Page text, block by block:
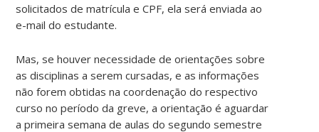
solicitados de matrícula e CPF, ela será enviada ao
e-mail do estudante.
Mas, se houver necessidade de orientações sobre
as disciplinas a serem cursadas, e as informações
não forem obtidas na coordenação do respectivo
curso no período da greve, a orientação é aguardar
a primeira semana de aulas do segundo semestre